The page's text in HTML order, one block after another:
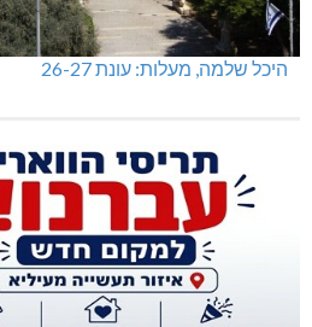
היכל שלמה, מעלות: עונת 26-27